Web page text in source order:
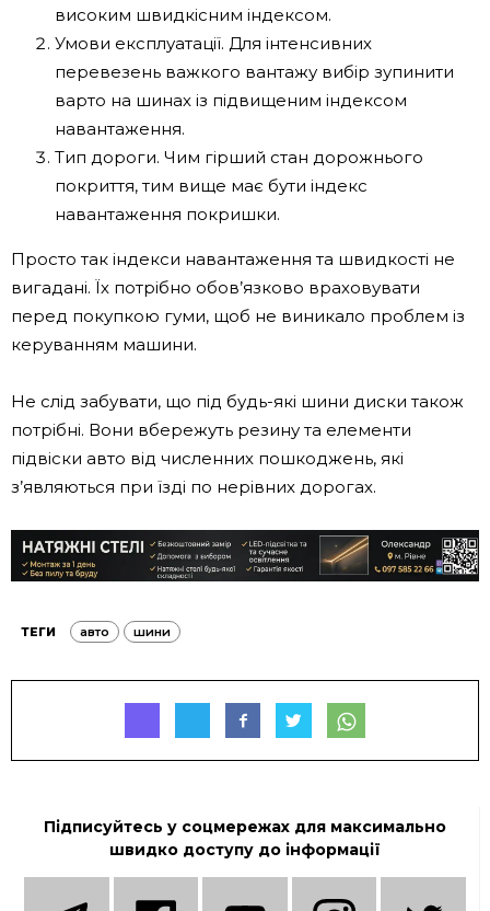
високим швидкісним індексом.
Умови експлуатації. Для інтенсивних
перевезень важкого вантажу вибір зупинити
варто на шинах із підвищеним індексом
навантаження.
Тип дороги. Чим гірший стан дорожнього
покриття, тим вище має бути індекс
навантаження покришки.
Просто так індекси навантаження та швидкості не
вигадані. Їх потрібно обов’язково враховувати
перед покупкою гуми, щоб не виникало проблем із
керуванням машини.
Не слід забувати, що під будь-які шини диски також
потрібні. Вони вбережуть резину та елементи
підвіски авто від численних пошкоджень, які
з’являються при їзді по нерівних дорогах.
ТЕГИ авто шини
Підписуйтесь у соцмережах для максимально
швидко доступу до інформації